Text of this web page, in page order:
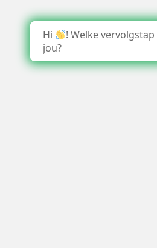
Hi
! Welke
jou?